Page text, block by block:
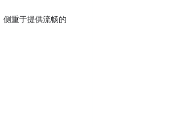
侧重于提供流畅的